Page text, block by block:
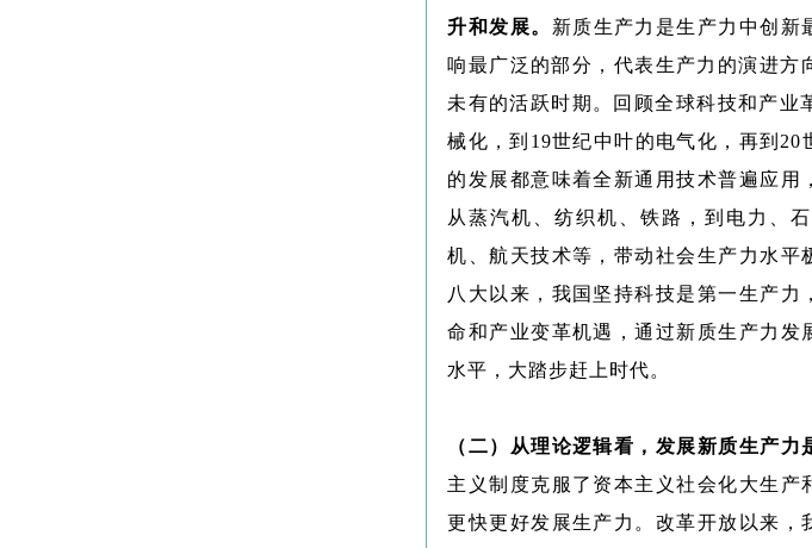
升和发展。 新质生产力是生产力中创新
响最广泛的部分，代表生产力的演进方
未有的活跃时期。回顾全球科技和产业
械化，到19世纪中叶的电气化，再到
的发展都意味着全新通用技术普遍应用
从蒸汽机、纺织机、铁路，到电力、
机、航天技术等，带动社会生产力水
八大以来，我国坚持科技是第一生产
命和产业变革机遇，通过新质生产力发
水平，大踏步赶上时代。
（二）从理论逻辑看，发展新质生产
主义制度克服了资本主义社会化大生
更快更好发展生产力。改革开放以来，